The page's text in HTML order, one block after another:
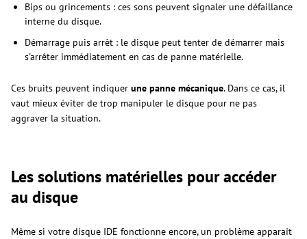
Bips ou grincements : ces sons peuvent signaler une défaillance
interne du disque.
Démarrage puis arrêt : le disque peut tenter de démarrer mais
s'arrêter immédiatement en cas de panne matérielle.
Ces bruits peuvent indiquer une panne mécanique. Dans ce cas, il
vaut mieux éviter de trop manipuler le disque pour ne pas
aggraver la situation.
Les solutions matérielles pour accéder
au disque
Même si votre disque IDE fonctionne encore, un problème apparaît